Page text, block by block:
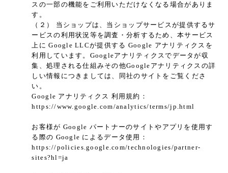
スの一部の機能をご利用いただけなくなる場合がありま
す。
（２） 当ショップは、当ショップサービスが提供するサ
ービスの利用状況等を調査・分析するため、本サービス
上に Google LLCが提供する Google アナリティクスを
利用しています。Googleアナリティクスでデータが収
集、処理される仕組みその他Googleアナリティクスの詳
しい情報につきましては、同社のサイトをご覧くださ
い。
Google アナリティクス 利用規約：
https://www.google.com/analytics/terms/jp.html
お客様が Google パートナーのサイトやアプリを使用す
る際の Google によるデータ使用：
https://policies.google.com/technologies/partner-
sites?hl=ja